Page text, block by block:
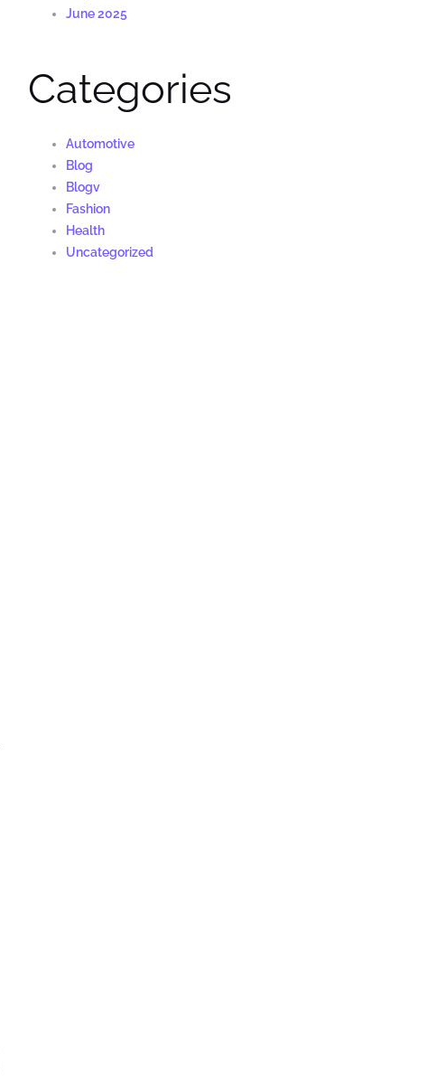
June 2025
Categories
Automotive
Blog
Blogv
Fashion
Health
Uncategorized